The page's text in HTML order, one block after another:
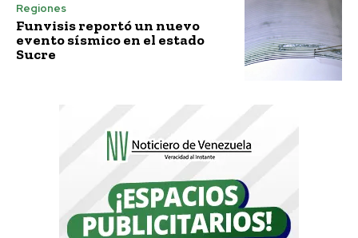
Regiones
Funvisis reportó un nuevo
evento sísmico en el estado
Sucre